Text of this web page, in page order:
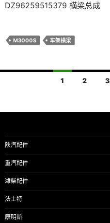
DZ96259515379 横梁总成
M3000S 车架横梁
导
1 2 3
陕汽配件
重汽配件
潍柴配件
法士特
康明斯